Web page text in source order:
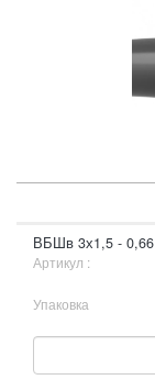
ВБШв 3х1,5 -
Артикул :
Упаковка